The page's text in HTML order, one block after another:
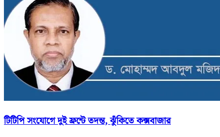
টিটিপি সংযোগে দুই ফ্রন্টে তদন্ত, ঝুঁকিতে কক্সবাজার